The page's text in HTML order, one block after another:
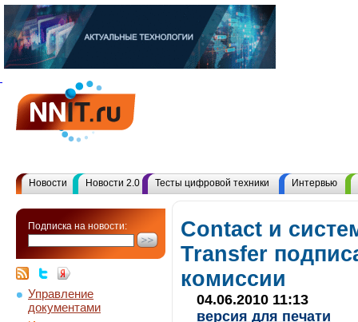
Новости Новости 2.0 Тесты цифровой техники Интервью
Подписка на новости:
Управление
документами
Contact и
Transfer
комиссии
04.06.2010 11:13
версия для печати